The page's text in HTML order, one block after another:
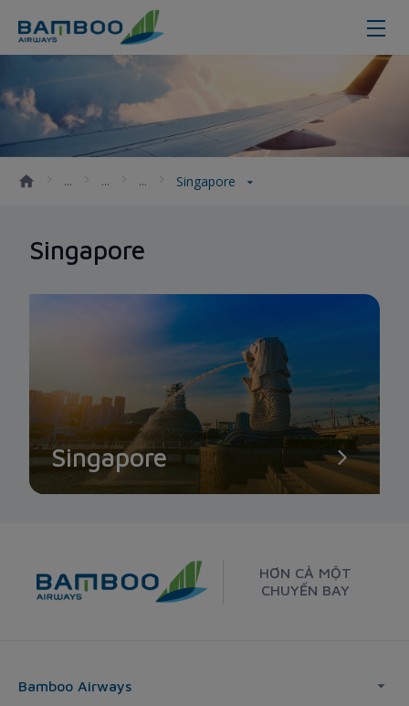
Singapore - Bamboo Airways
Singapore
Singapore
Singapore
HƠN CẢ MỘT
CHUYẾN BAY
Bamboo Airways